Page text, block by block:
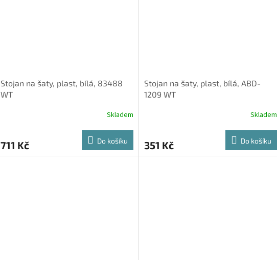
Stojan na šaty, plast, bílá, 83488
WT
Skladem
711 Kč Do košíku
Stojan na šaty, plast, bílá, ABD-
1209 WT
Skladem
351 Kč Do košíku